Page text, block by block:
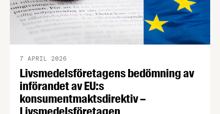
Livsmedelsföretagens bedömning av
införandet av EU:s
konsumentmaktsdirektiv –
7 APRIL 2026